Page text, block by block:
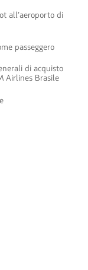
all’aeroporto di
passeggero
di acquisto
Airlines Brasile